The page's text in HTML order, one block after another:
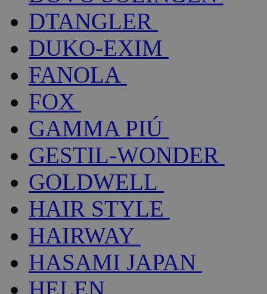
DTANGLER
DUKO-EXIM
FANOLA
FOX
GAMMA PIÚ
GESTIL-WONDER
GOLDWELL
HAIR STYLE
HAIRWAY
HASAMI JAPAN